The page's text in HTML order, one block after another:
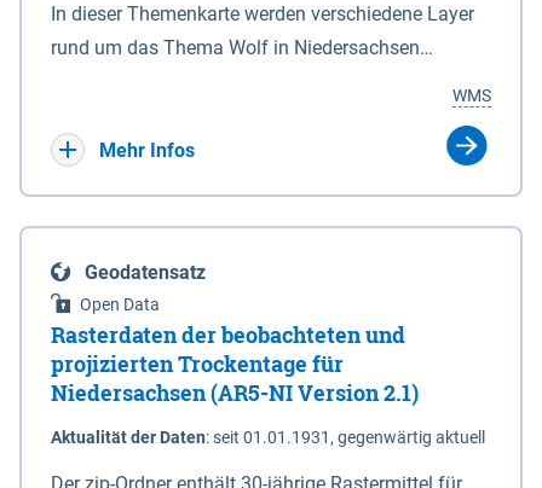
Schutz eines Gebietes vor erhöhten Tiden, vor allem
vor Sturmfluten, zu dienen bestimmt sind (§2 Abs.3
Eigenschaft eines Sperrwerkes durch Widmung, die
die Deichbehörde durch Verordnung ausspricht.
In dieser Themenkarte werden verschiedene Layer
rund um das Thema Wolf in Niedersachsen
sowie Status der bestehenden Wolfsterritorien im
laufenden Monitoringjahr.
WMS
Mehr Infos
Geodatensatz
Open Data
Rasterdaten der beobachteten und
projizierten Trockentage für
Niedersachsen (AR5-NI Version 2.1)
Aktualität der Daten:seit 01.01.1931, gegenwärtig aktuell